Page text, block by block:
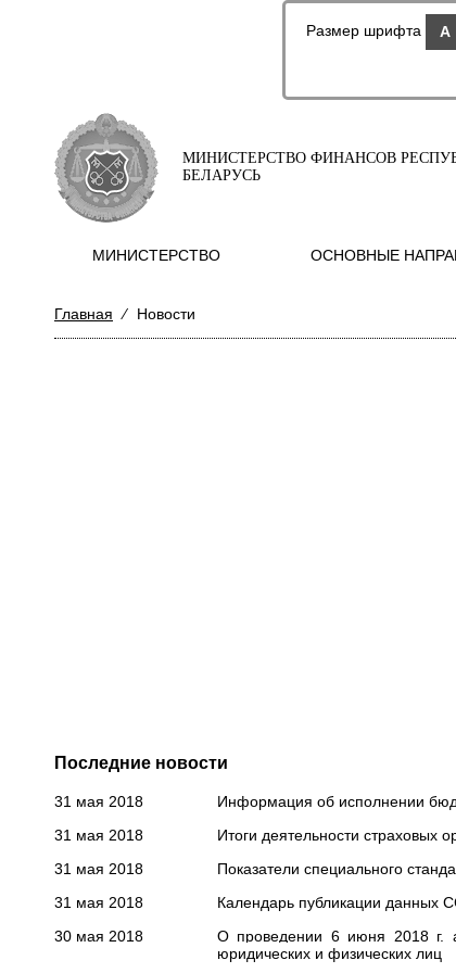
Размер шрифта A
МИНИСТЕРСТВО ФИНАНСОВ
БЕЛАРУСЬ
МИНИСТЕРСТВО ОСНОВНЫЕ
Главная ⁄ Новости
Последние новости
31 мая 2018
Информация об исполнении
31 мая 2018
Итоги деятельности страховых
31 мая 2018
Показатели специального
31 мая 2018
Календарь публикации данных
30 мая 2018
О проведении 6 июня 2018 г.
юридических и физических лиц